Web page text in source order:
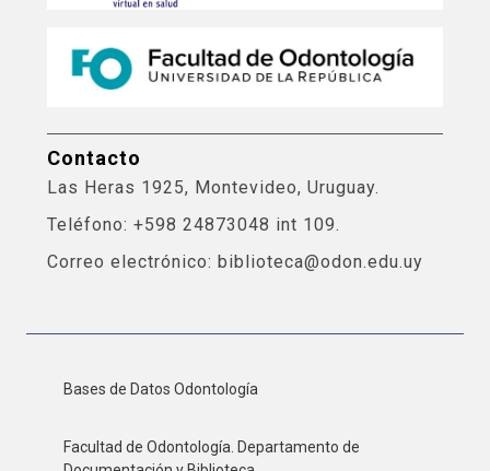
Contacto
Las Heras 1925, Montevideo, Uruguay.
Teléfono: +598 24873048 int 109.
Correo electrónico: biblioteca@odon.edu.uy
Bases de Datos Odontología
Facultad de Odontología. Departamento de